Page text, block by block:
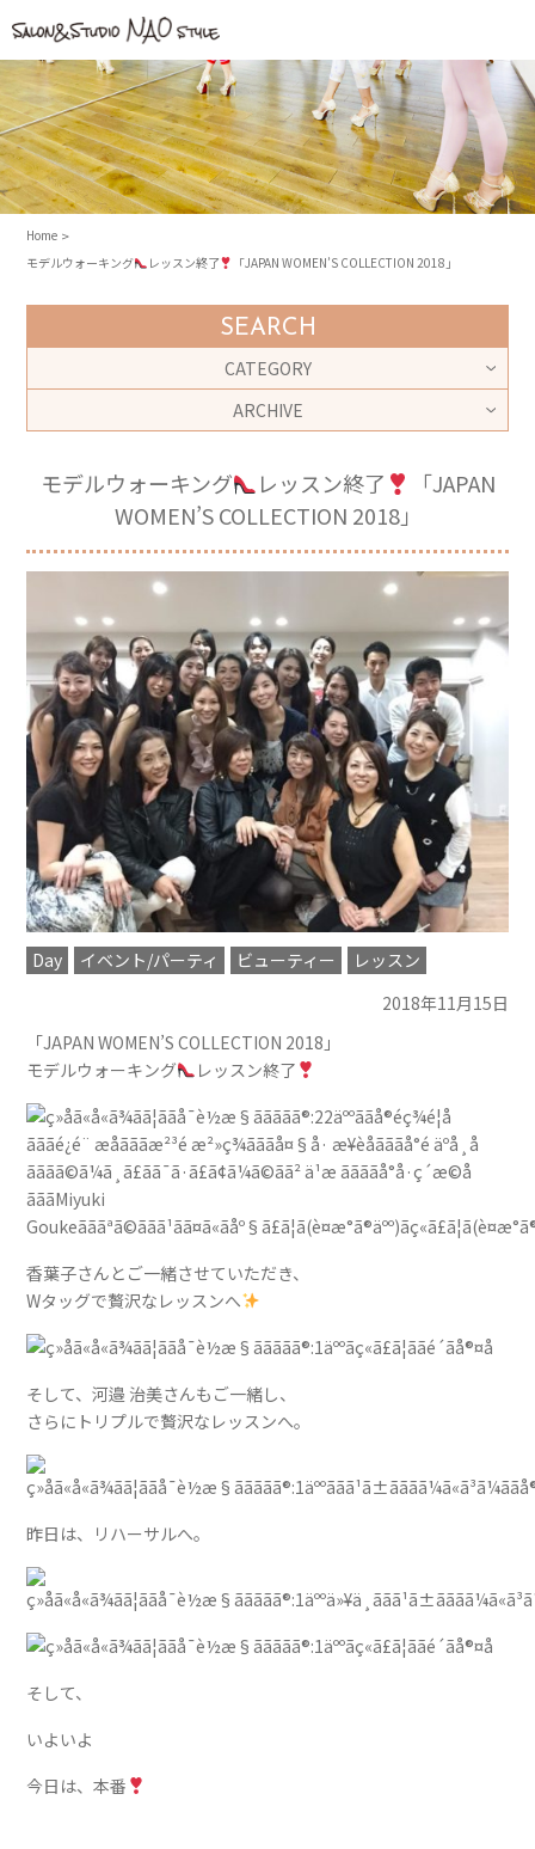
Home
モデルウォーキング
レッスン終了 「JAPAN WOMEN’S COLLECTION 2018」
SEARCH
CATEGORY
ARCHIVE
モデルウォーキング レッスン終了
「JAPAN
WOMEN’S COLLECTION 2018」
Day イベント/パーティ ビューティー
レッスン
2018年11月15日
「JAPAN WOMEN’S COLLECTION 2018」
モデルウォーキング
レッスン終了
香葉子さんとご一緒させていただき、
Wタッグで贅沢なレッスンへ
そして、河邉 治美さんもご一緒し、
さらにトリプルで贅沢なレッスンへ。
昨日は、リハーサルへ。
そして、
いよいよ
今日は、本番